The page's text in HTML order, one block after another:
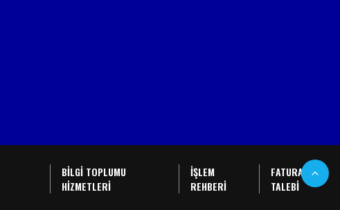
BİLGİ TOPLUMU
HİZMETLERİ
İŞLEM
REHBERİ
FATURA
TALEBİ